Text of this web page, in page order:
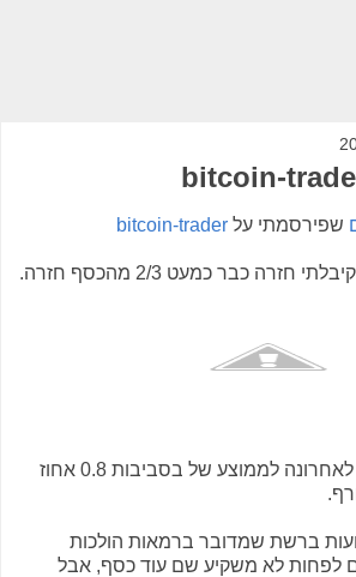
שפירסמתי על bitcoin-trader
כבר כמעט 2/3 מהכסף חזרה.
אומנם ירדו לאחרונה לממוצע של בסביבות 0.8 אחוז
ברשת שמדובר ברמאות הולכות
לפחות לא משקיע שם עוד כסף, אבל